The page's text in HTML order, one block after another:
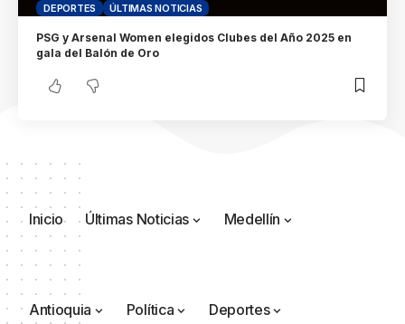
DEPORTES ÚLTIMAS NOTICIAS
PSG y Arsenal Women elegidos Clubes del Año 2025 en
gala del Balón de Oro
Inicio Últimas Noticias Medellín
Antioquia Política Deportes